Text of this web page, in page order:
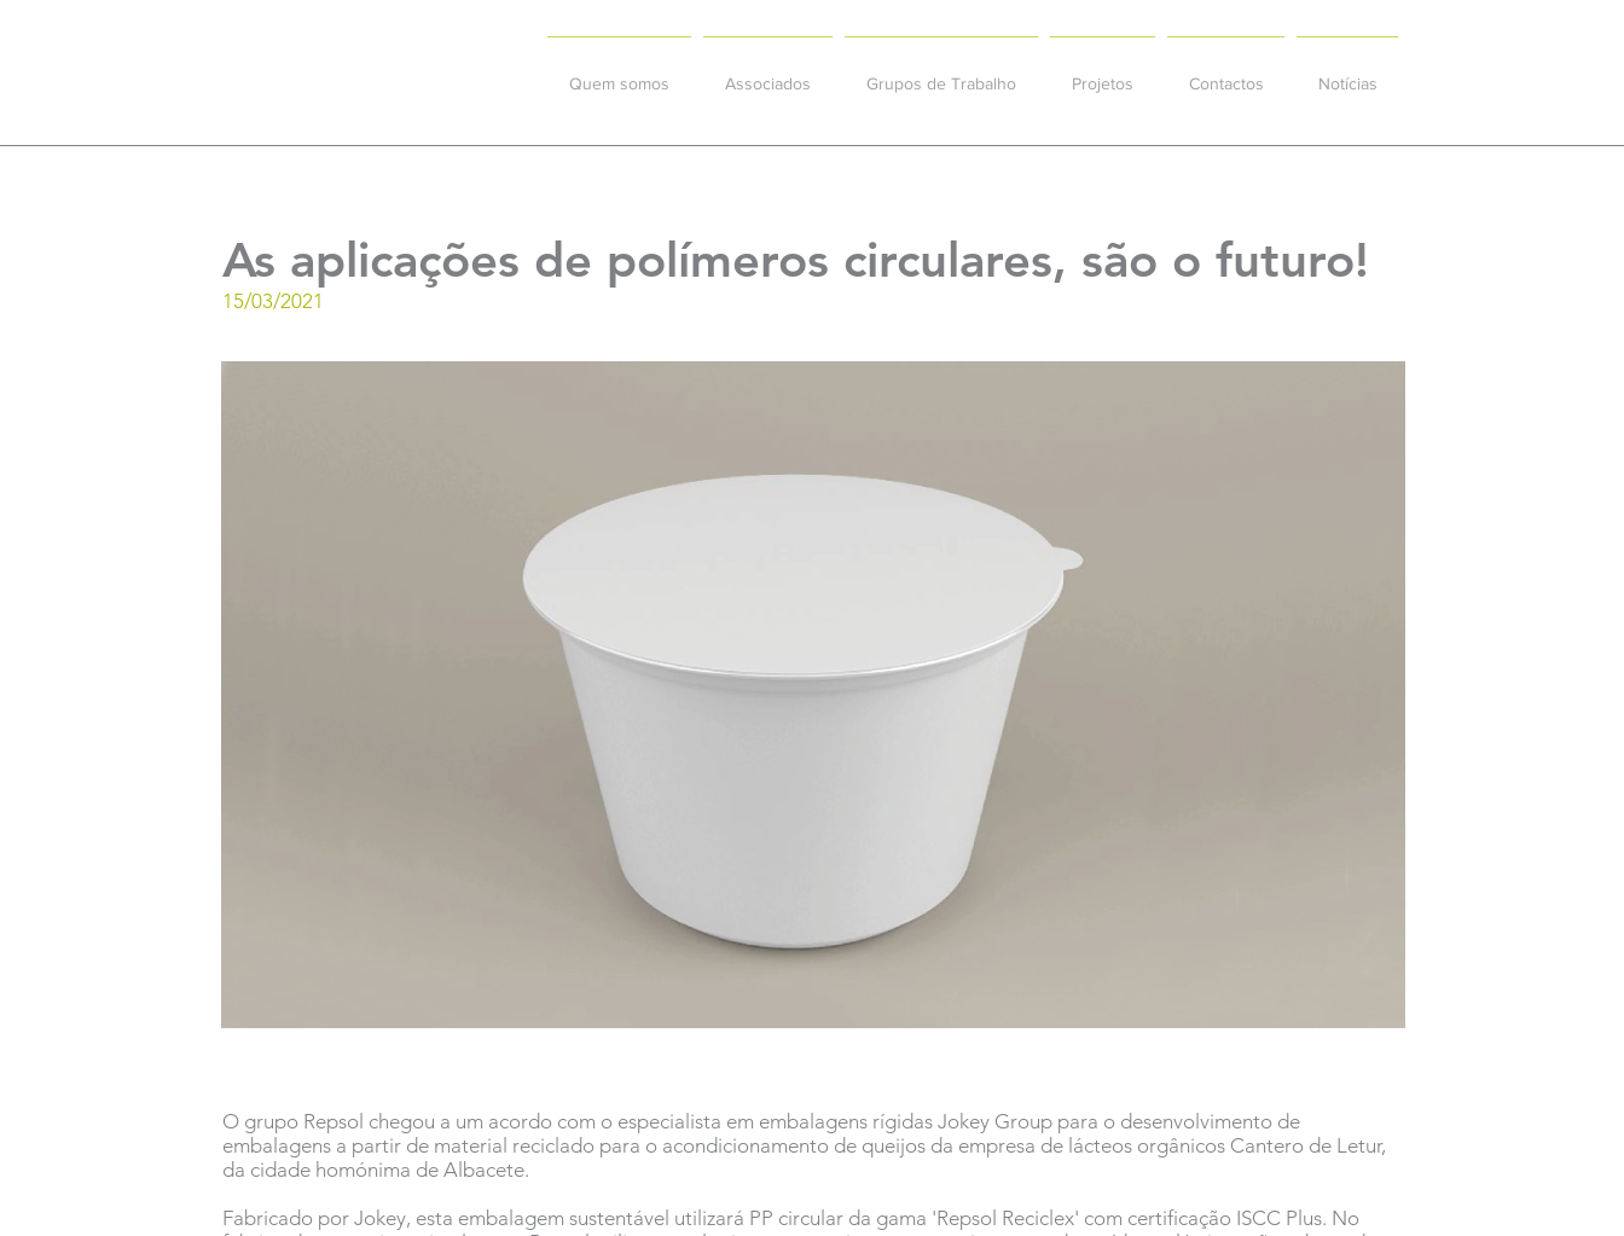
Quem somos Associados Grupos de Trabalho Projetos Contactos Notícias
As aplicações de polímeros circulares, são o futuro!
15/03/2021
O grupo Repsol chegou a um acordo com o especialista em embalagens rígidas Jokey Group para o desenvolvimento de
embalagens a partir de material reciclado para o acondicionamento de queijos da empresa de lácteos orgânicos Cantero de Letur,
da cidade homónima de Albacete.
Fabricado por Jokey, esta embalagem sustentável utilizará PP circular da gama 'Repsol Reciclex' com certificação ISCC Plus. No